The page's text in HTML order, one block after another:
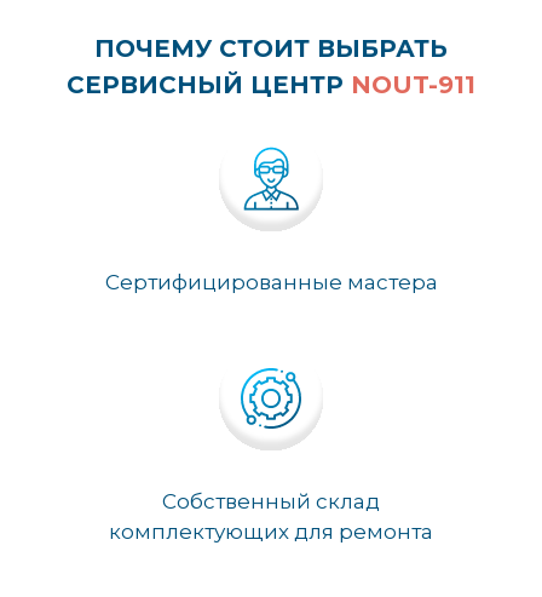
ПОЧЕМУ СТОИТ ВЫБРАТЬ
СЕРВИСНЫЙ ЦЕНТР NOUT-911
Сертифицированные мастера
Собственный склад
комплектующих для ремонта